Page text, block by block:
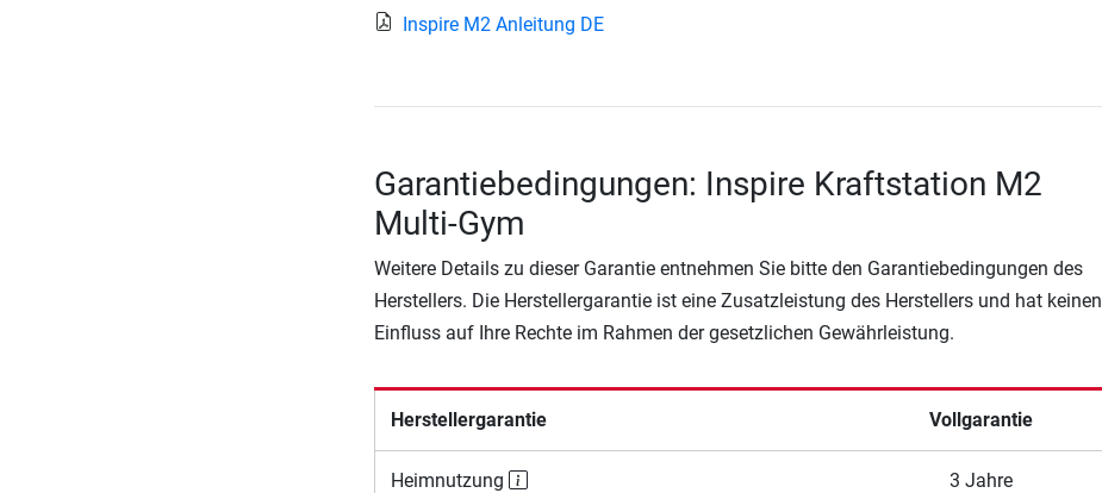
Inspire M2 Anleitung DE
Garantiebedingungen: Inspire Kraftstation M2
Multi-Gym
Weitere Details zu dieser Garantie entnehmen Sie bitte den Garantiebedingungen des
Herstellers. Die Herstellergarantie ist eine Zusatzleistung des Herstellers und hat keinen
Einfluss auf Ihre Rechte im Rahmen der gesetzlichen Gewährleistung.
Herstellergarantie Vollgarantie
Heimnutzung 3 Jahre